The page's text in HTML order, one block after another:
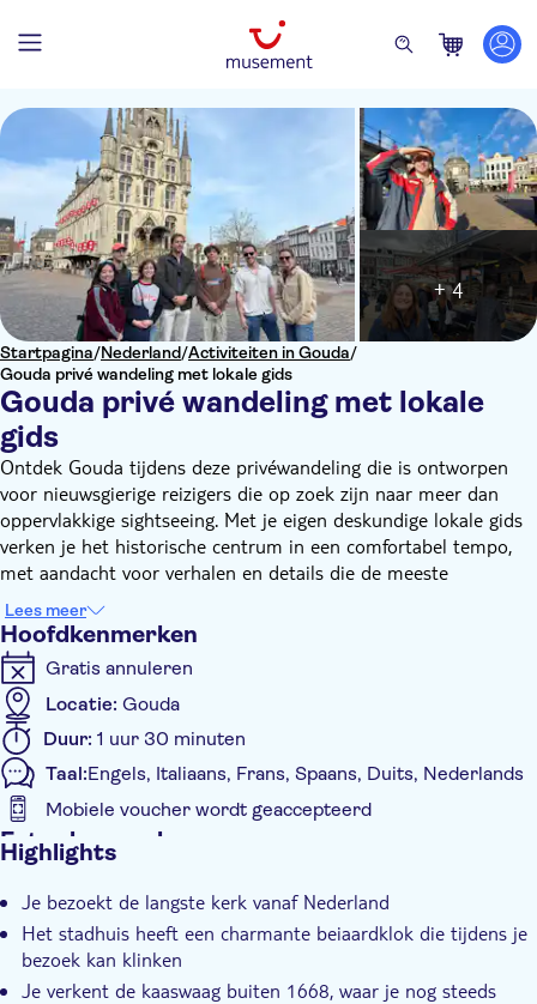
Startpagina/Nederland/Activiteiten in Gouda/
Gouda privé wandeling met lokale gids
Gouda privé wandeling met lokale
gids
+ 4
Ontdek Gouda tijdens deze privéwandeling die is ontworpen
voor nieuwsgierige reizigers die op zoek zijn naar meer dan
oppervlakkige sightseeing. Met je eigen deskundige lokale gids
verken je het historische centrum in een comfortabel tempo,
met aandacht voor verhalen en details die de meeste
bezoekers missen.
Hoewel Gouda wereldberoemd is om zijn kaas, ligt het ware
karakter vanaf de stad in de middeleeuwse straten, grachten,
kerken en eeuwen vanaf handel en vakmanschap. Je gids zal de
belangrijkste bezienswaardigheden in verband brengen met de
mensen en gebeurtenissen die de stad gevormd hebben,
waardoor de geschiedenis duidelijk en boeiend wordt.
De wandeling vindt volledig plaats in het compacte historische
centrum, ideaal voor een diepgaande wandeling. Omdat dit een
privétour is, kunnen de route en de nadruk worden aangepast
aan jouw interesses.
Lees meer
Hoofdkenmerken
Gratis annuleren
Locatie: Gouda
Duur: 1 uur 30 minuten
Taal:Engels, Italiaans, Frans, Spaans, Duits, Nederlands
Mobiele voucher wordt geaccepteerd
Extra kenmerken
Tour met gids
Lokaal tintje
Privétocht
Highlights
Je bezoekt de langste kerk vanaf Nederland
Het stadhuis heeft een charmante beiaardklok die tijdens je
bezoek kan klinken
Je verkent de kaaswaag buiten 1668, waar je nog steeds